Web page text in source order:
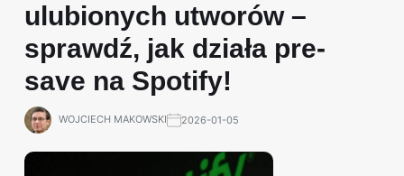
ulubionych utworów –
sprawdź, jak działa pre-
save na Spotify!
WOJCIECH MAKOWSKI 2026-01-05